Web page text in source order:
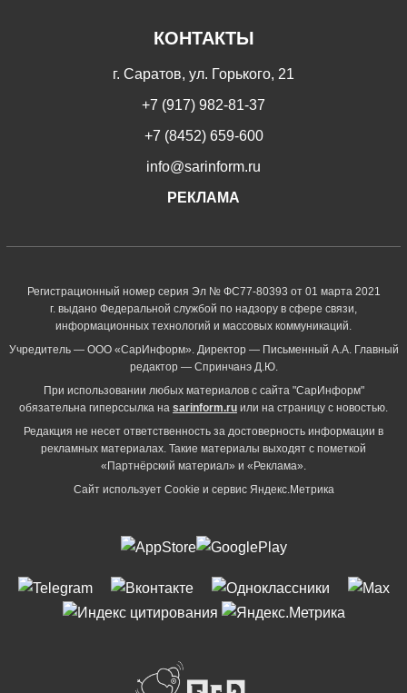
КОНТАКТЫ
г. Саратов, ул. Горького, 21
+7 (917) 982-81-37
+7 (8452) 659-600
info@sarinform.ru
РЕКЛАМА
Регистрационный номер серия Эл № ФС77-80393 от 01 марта 2021
г. выдано Федеральной службой по надзору в сфере связи,
информационных технологий и массовых коммуникаций.
Учредитель — ООО «СарИнформ». Директор — Письменный А.А. Главный
редактор — Спринчанэ Д.Ю.
При использовании любых материалов с сайта "СарИнформ"
обязательна гиперссылка на sarinform.ru или на страницу с новостью.
Редакция не несет ответственность за достоверность информации в
рекламных материалах. Такие материалы выходят с пометкой
«Партнёрский материал» и «Реклама».
Сайт использует Cookie и сервиc Яндекс.Метрика